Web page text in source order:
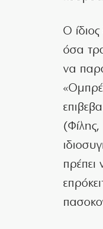
Ο
όσα
να
πρέπει